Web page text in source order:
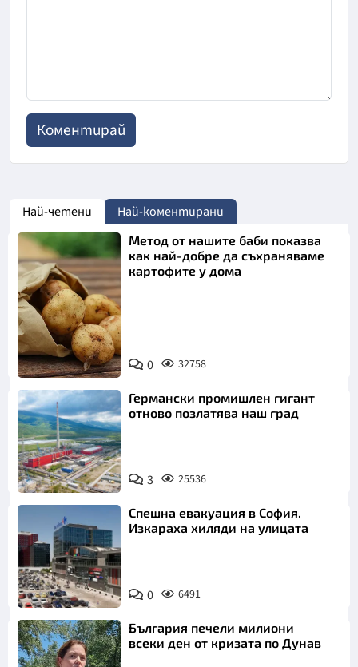
Най-четени Най-коментирани
Снимка:
Пиксабей
Метод от нашите баби показва
как най-добре да съхраняваме
картофите у дома
0 32758
Германски промишлен гигант
отново позлатява наш град
3 25536
Спешна евакуация в София.
Изкараха хиляди на улицата
0 6491
България печели милиони
всеки ден от кризата по Дунав